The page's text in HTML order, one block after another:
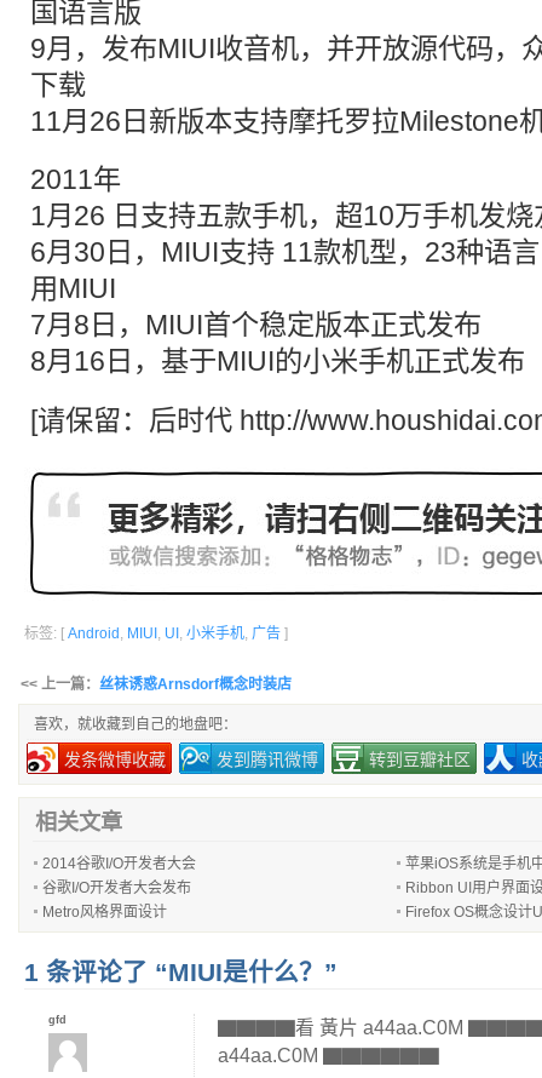
国语言版
9月，发布MIUI收音机，并开放源代码，
下载
11月26日新版本支持摩托罗拉Milestone
2011年
1月26 日支持五款手机，超10万手机发烧
6月30日，MIUI支持 11款机型，23种语
用MIUI
7月8日，MIUI首个稳定版本正式发布
8月16日，基于MIUI的小米手机正式发布
[请保留： 后时代 http://
标签: [ Android , MIUI , UI , 小米手机, 广告 ]
<< 上一篇： 丝袜诱惑Arnsdorf概念时装店
喜欢，就收藏到自己的地盘吧：
发条微博收藏 发到腾讯微博 转到豆瓣社区
相关文章
2014谷歌I/O开发者大会
苹果iOS系统是手机
谷歌I/O开发者大会发布
Ribbon UI用户界面
Metro风格界面设计
Firefox OS概念设计
1 条评论了 “MIUI是什么？”
gfd
▇▇▇▇看 黃片 a44aa.C0M
a44aa.C0M ▇▇▇▇▇▇